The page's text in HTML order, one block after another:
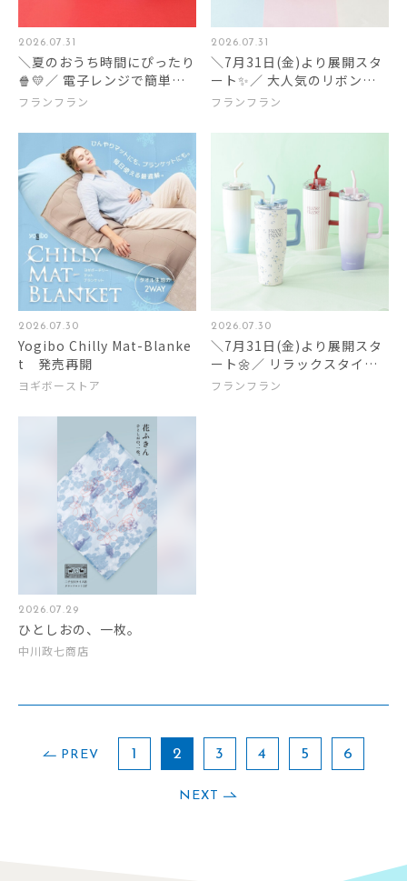
2026.07.31
＼夏のおうち時間にぴったり
🍿💛／ 電子レンジで簡単！
ポップコーンメーカーをご紹
フランフラン
2026.07.31
＼7月31日(金)より展開スタ
ート✨／ 大人気のリボンシ
リーズのタンブラーに新色が
フランフラン
2026.07.30
Yogibo Chilly Mat-Blanke
t 発売再開
ヨギボーストア
2026.07.30
＼7月31日(金)より展開スタ
ート🌼／ リラックスタイム
のお供にぴったりな大容量の
フランフラン
2026.07.29
ひとしおの、一枚。
中川政七商店
PREV 1 2 3 4 5 6
NEXT